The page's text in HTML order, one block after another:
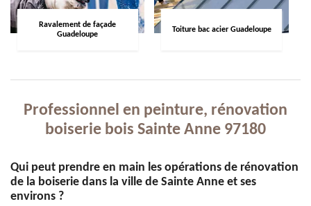
Ravalement de façade
Guadeloupe
Toiture bac acier Guadeloupe
Professionnel en peinture, rénovation
boiserie bois Sainte Anne 97180
Qui peut prendre en main les opérations de rénovation
de la boiserie dans la ville de Sainte Anne et ses
environs ?